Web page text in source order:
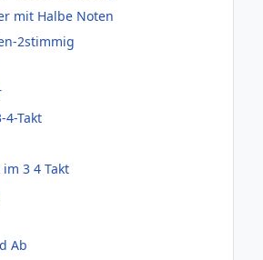
mit Halbe Noten
2stimmig
4-Takt
3 4 Takt
Ab